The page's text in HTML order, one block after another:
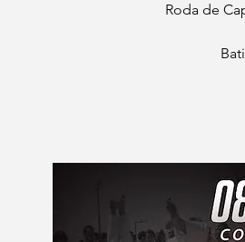
Roda de